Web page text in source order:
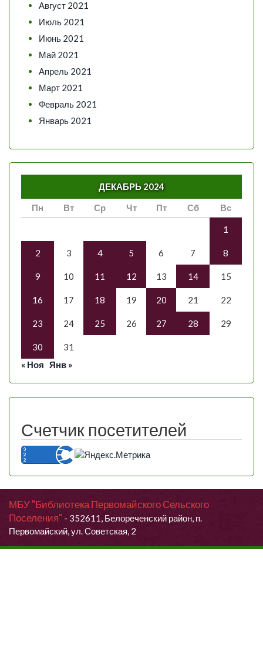
Август 2021
Июль 2021
Июнь 2021
Май 2021
Апрель 2021
Март 2021
Февраль 2021
Январь 2021
ДЕКАБРЬ 2024
Пн
Вт Ср Чт Пт Сб Вс
1
2 3 4 5 6 7 8
9 10 11 12 13 14 15
16 17 18 19 20 21 22
23 24 25 26 27 28 29
30
31
« Ноя Янв »
Счетчик посетителей
МБУ "Библиотека Первомайского Сельского
Поселения" - 352611, Белореченский район, п.
Первомайский, ул. Советская, 2